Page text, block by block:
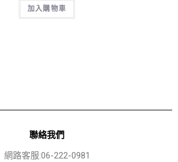
加入購物車
聯絡我們
網路客服:06-222-0981